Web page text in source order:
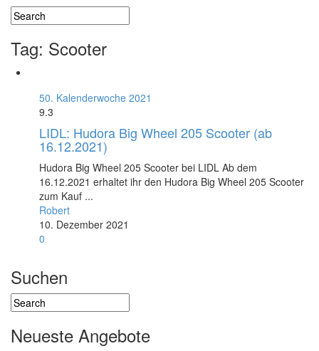
Tag: Scooter
50. Kalenderwoche 2021
9.3
LIDL: Hudora Big Wheel 205 Scooter (ab
16.12.2021)
Hudora Big Wheel 205 Scooter bei LIDL Ab dem
16.12.2021 erhaltet ihr den Hudora Big Wheel 205 Scooter
zum Kauf ...
Robert
10. Dezember 2021
0
Suchen
Neueste Angebote